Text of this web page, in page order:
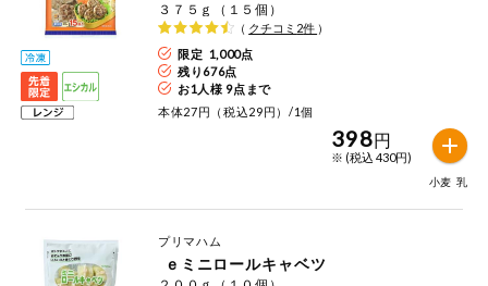
３７５ｇ（１５個）
（ クチコミ 2件 ）
限定 1,000点
残り 676点
お1人様 9点まで
本体27円（税込29円）/1個
398円
※ (税込 430円)
小麦 乳
プリマハム
ｅミニロールキャベツ